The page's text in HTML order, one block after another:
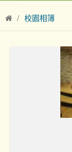
校園相簿